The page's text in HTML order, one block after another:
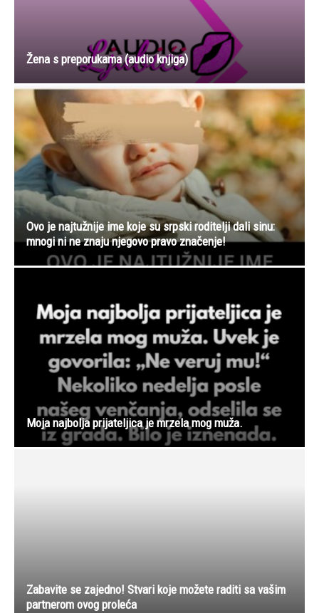
Žena s preporukama (audio knjiga)
Ovo je najtužnije ime koje su srpski roditelji dali sinu:
mnogi ni ne znaju njegovo pravo značenje!
Moja najbolja prijateljica je mrzela mog muža.
Zabavite se zajedno! Stvari koje možete raditi sa vašim
partnerom ovog proleća